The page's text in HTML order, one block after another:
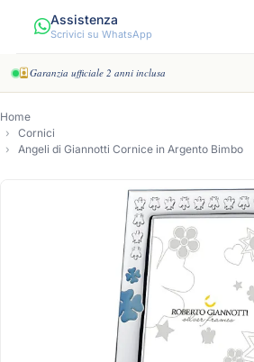
Assistenza
Scrivici su WhatsApp
Garanzia ufficiale 2 anni inclusa
Home
Cornici
Angeli di Giannotti Cornice in Argento Bimbo